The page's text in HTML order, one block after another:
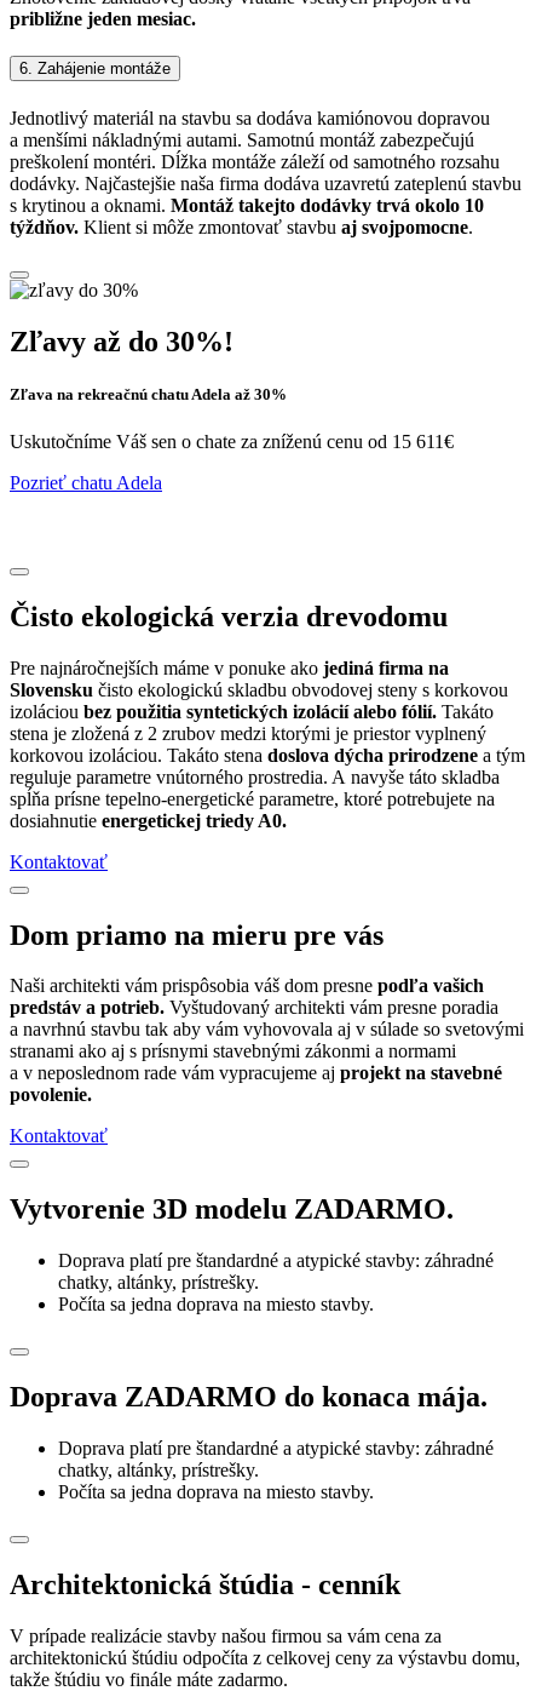
približne jeden mesiac.
6. Zahájenie montáže
Jednotlivý materiál na stavbu sa dodáva kamiónovou dopravou
a menšími nákladnými autami. Samotnú montáž zabezpečujú
preškolení montéri. Dĺžka montáže záleží od samotného rozsahu
dodávky. Najčastejšie naša firma dodáva uzavretú zateplenú stavbu
s krytinou a oknami. Montáž takejto dodávky trvá okolo 10
týždňov. Klient si môže zmontovať stavbu aj svojpomocne.
Zľavy až do 30%!
Zľava na rekreačnú chatu Adela až 30%
Uskutočníme Váš sen o chate za zníženú cenu od 15 611€
Pozrieť chatu Adela
Čisto ekologická verzia drevodomu
Pre najnáročnejších máme v ponuke ako jediná firma na
Slovensku čisto ekologickú skladbu obvodovej steny s korkovou
izoláciou bez použitia syntetických izolácií alebo fólií. Takáto
stena je zložená z 2 zrubov medzi ktorými je priestor vyplnený
korkovou izoláciou. Takáto stena doslova dýcha prirodzene a tým
reguluje parametre vnútorného prostredia. A navyše táto skladba
spĺňa prísne tepelno-energetické parametre, ktoré potrebujete na
dosiahnutie energetickej triedy A0.
Kontaktovať
Dom priamo na mieru pre vás
Naši architekti vám prispôsobia váš dom presne podľa vašich
predstáv a potrieb. Vyštudovaný architekti vám presne poradia
a navrhnú stavbu tak aby vám vyhovovala aj v súlade so svetovými
stranami ako aj s prísnymi stavebnými zákonmi a normami
a v neposlednom rade vám vypracujeme aj projekt na stavebné
povolenie.
Kontaktovať
Vytvorenie 3D modelu ZADARMO.
Doprava platí pre štandardné a atypické stavby: záhradné
chatky, altánky, prístrešky.
Počíta sa jedna doprava na miesto stavby.
Doprava ZADARMO do konaca mája.
Doprava platí pre štandardné a atypické stavby: záhradné
chatky, altánky, prístrešky.
Počíta sa jedna doprava na miesto stavby.
Architektonická štúdia - cenník
V prípade realizácie stavby našou firmou sa vám cena za
architektonickú štúdiu odpočíta z celkovej ceny za výstavbu domu,
takže štúdiu vo finále máte zadarmo.